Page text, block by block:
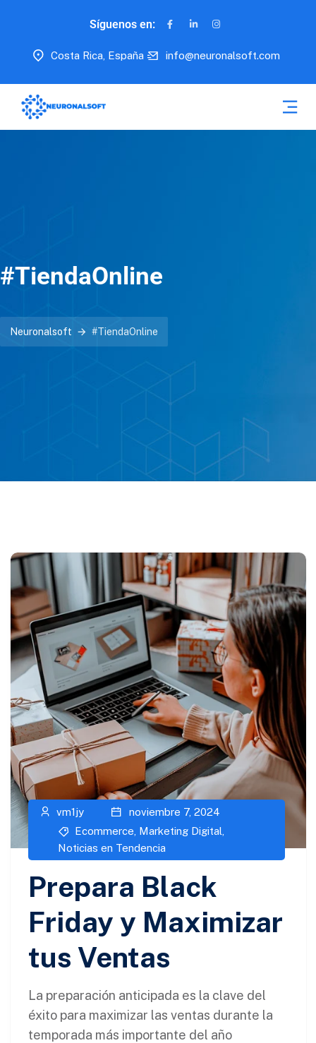
Síguenos en:
Costa Rica, España info@neuronalsoft.com
#TiendaOnline
Neuronalsoft #TiendaOnline
vm1jy
noviembre 7, 2024
Ecommerce Marketing Digital
Noticias en Tendencia
Prepara Black
Friday y Maximizar
tus Ventas
La preparación anticipada es la clave del
éxito para maximizar las ventas durante la
temporada más importante del año